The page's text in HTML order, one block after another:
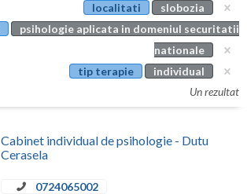
localitati
slobozia
psihologie aplicata in domeniul securitatii
nationale
tip terapie
individual
Un rezultat
Cabinet individual de psihologie - Dutu
Cerasela
0724065002